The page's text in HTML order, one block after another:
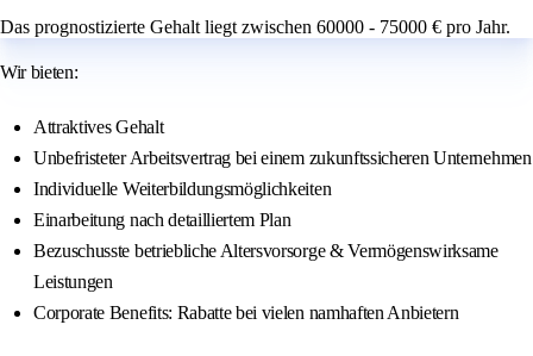
Das prognostizierte Gehalt liegt zwischen 60000 - 75000 € pro Jahr.
Wir bieten:
Attraktives Gehalt
Unbefristeter Arbeitsvertrag bei einem zukunftssicheren Unternehmen
Individuelle Weiterbildungsmöglichkeiten
Einarbeitung nach detailliertem Plan
Bezuschusste betriebliche Altersvorsorge & Vermögenswirksame
Leistungen
Corporate Benefits: Rabatte bei vielen namhaften Anbietern